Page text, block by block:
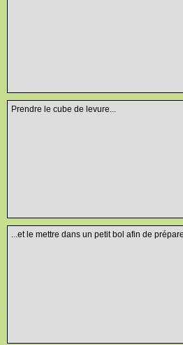
Prendre le cube de levure...
...et le mettre dans un petit bol afin de